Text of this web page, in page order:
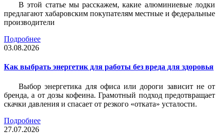
В этой статье мы расскажем, какие алюминиевые лодки
предлагают хабаровским покупателям местные и федеральные
производители
Подробнее
03.08.2026
Как выбрать энергетик для работы без вреда для здоровья
Выбор энергетика для офиса или дороги зависит не от
бренда, а от дозы кофеина. Грамотный подход предотвращает
скачки давления и спасает от резкого «отката» усталости.
Подробнее
27.07.2026